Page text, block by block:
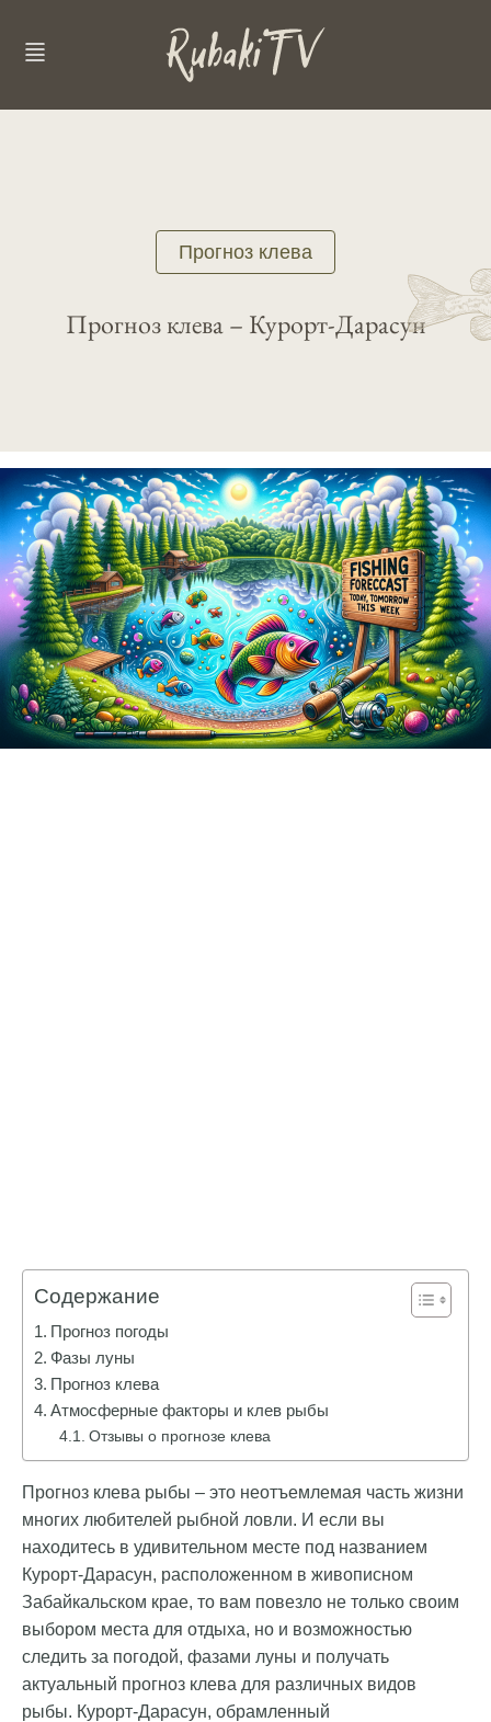
Прогноз клева
Прогноз клева – Курорт-Дарасун
Содержание
Прогноз погоды
Фазы луны
Прогноз клева
Атмосферные факторы и клев рыбы
Отзывы о прогнозе клева
Прогноз клева рыбы – это неотъемлемая часть жизни
многих любителей рыбной ловли. И если вы
находитесь в удивительном месте под названием
Курорт-Дарасун, расположенном в живописном
Забайкальском крае, то вам повезло не только своим
выбором места для отдыха, но и возможностью
следить за погодой, фазами луны и получать
актуальный прогноз клева для различных видов
рыбы. Курорт-Дарасун, обрамленный